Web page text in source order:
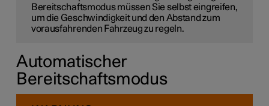
Bereitschaftsmodus müssen Sie selbst eingreifen,
um die Geschwindigkeit und den Abstand zum
vorausfahrenden Fahrzeug zu regeln.
Automatischer
Bereitschaftsmodus